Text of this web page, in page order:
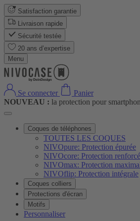
Satisfaction garantie
Livraison rapide
Sécurité testée
20 ans d’expertise
Menu
Se connecter
Panier
NOUVEAU : la protection pour
Coques de téléphones
TOUTES LES COQUES
NIVOpure: Protection épurée
NIVOcore: Protection
NIVOmax: Protection
NIVOflip: Protection intégrale
Coques colliers
Protections d'écran
Motifs
Personnaliser